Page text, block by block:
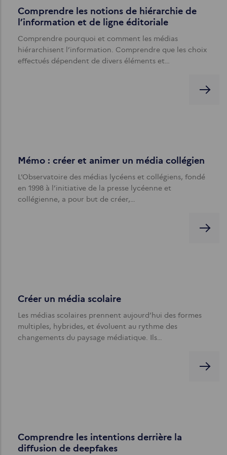
Comprendre les notions de hiérarchie de
l’information et de ligne éditoriale
Comprendre pourquoi et comment les médias
hiérarchisent l’information. Comprendre que les choix
effectués dépendent de divers éléments et…
Mémo : créer et animer un média collégien
L’Observatoire des médias lycéens et collégiens, fondé
en 1998 à l’initiative de la presse lycéenne et
collégienne, a pour but de créer,…
Créer un média scolaire
Les médias scolaires prennent aujourd’hui des formes
multiples, hybrides, et évoluent au rythme des
changements du paysage médiatique. Ils…
Comprendre les intentions derrière la
diffusion de deepfakes